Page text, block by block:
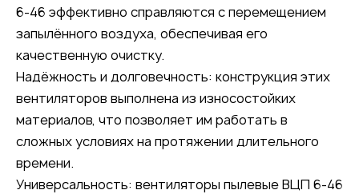
6-46 эффективно справляются с перемещением
запылённого воздуха, обеспечивая его
качественную очистку.
Надёжность и долговечность: конструкция этих
вентиляторов выполнена из износостойких
материалов, что позволяет им работать в
сложных условиях на протяжении длительного
времени.
Универсальность: вентиляторы пылевые ВЦП 6-46